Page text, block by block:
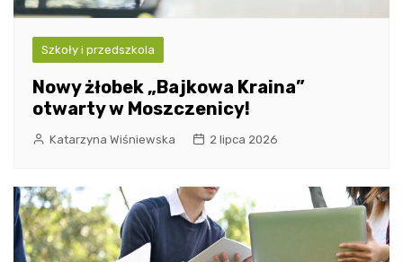
Szkoły i przedszkola
Nowy żłobek „Bajkowa Kraina”
otwarty w Moszczenicy!
Katarzyna Wiśniewska 2 lipca 2026